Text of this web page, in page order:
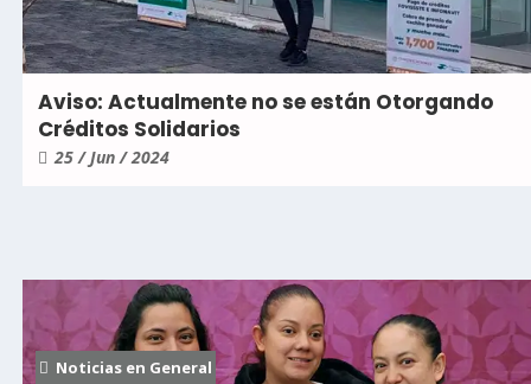
Aviso: Actualmente no se están Otorgando
Créditos Solidarios
25 / Jun / 2024
Noticias en General